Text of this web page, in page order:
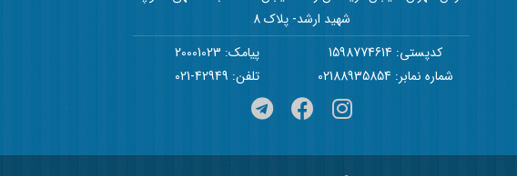
شهید ارشد- پلاک 8
کدپستی: 1598774614
پیامک: 20001023
شماره نمابر: 02188935854
تلفن: 42949-021